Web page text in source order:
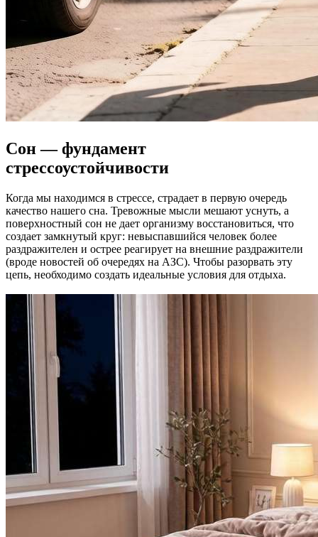
Сон — фундамент
стрессоустойчивости
Когда мы находимся в стрессе, страдает в первую очередь
качество нашего сна. Тревожные мысли мешают уснуть, а
поверхностный сон не дает организму восстановиться, что
создает замкнутый круг: невыспавшийся человек более
раздражителен и острее реагирует на внешние раздражители
(вроде новостей об очередях на АЗС). Чтобы разорвать эту
цепь, необходимо создать идеальные условия для отдыха.